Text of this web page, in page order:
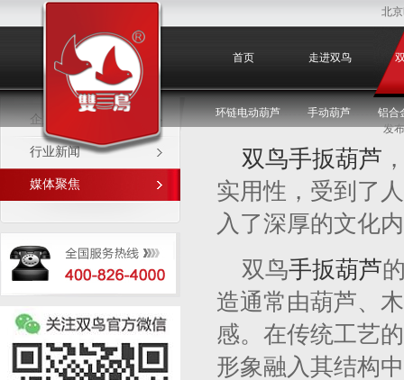
北
首页 走进双鸟
环链电动葫芦 手动葫芦 铝合
媒体聚焦
企业新闻
行业新闻
媒体聚焦
发
双鸟手扳葫芦
实用性，受到了
入了深厚的文化
双鸟手扳葫芦
造通常由葫芦、
感。在传统工艺
形象融入其结构